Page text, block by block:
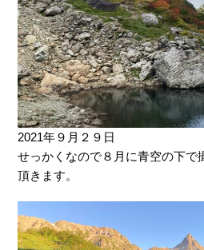
2021年９月２９日
せっかくなので８月に青空の下で
頂きます。